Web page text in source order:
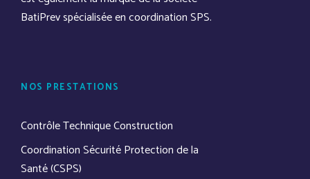
BatiPrev spécialisée en coordination SPS.
NOS PRESTATIONS
Contrôle Technique Construction
Coordination Sécurité Protection de la
Santé (CSPS)